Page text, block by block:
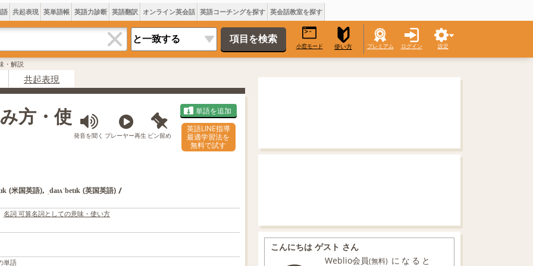
共起表現 英単語帳 英語力診断 英語翻訳 オンライン英会話 英語コーチングを探す 英会話教室を探す
小窓モード 使い方 プレミアム ログイン 設定
・解説
共起表現
方・使
発音を聞く プレーヤー再生 ピン留め
単語を追加
英語LINE指導
最適学習法を
無料で試す
(米国英語), ˌdaɪʌˈbetɪk (英国英語) /
名詞 可算名詞としての意味・使い方
単語
こんにちは ゲスト さん
Weblio会員(無料) になると